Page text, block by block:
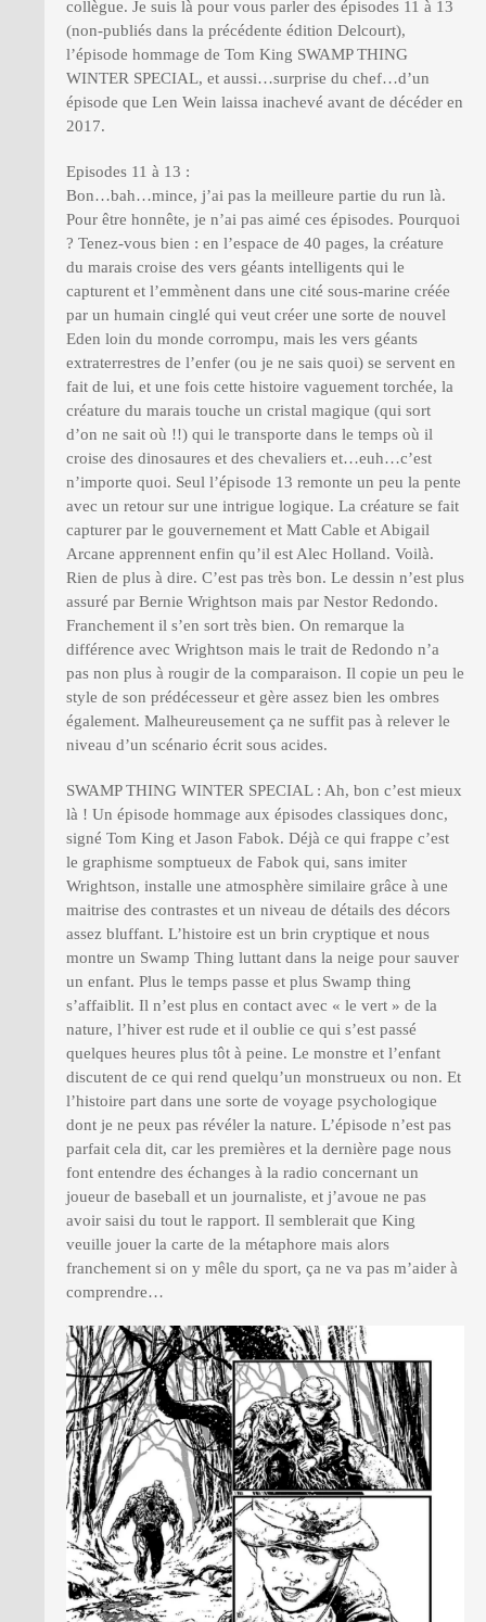
collègue. Je suis là pour vous parler des épisodes 11 à 13
(non-publiés dans la précédente édition Delcourt),
l’épisode hommage de Tom King SWAMP THING
WINTER SPECIAL, et aussi…surprise du chef…d’un
épisode que Len Wein laissa inachevé avant de décéder en
2017.
Episodes 11 à 13 :
Bon…bah…mince, j’ai pas la meilleure partie du run là.
Pour être honnête, je n’ai pas aimé ces épisodes. Pourquoi
? Tenez-vous bien : en l’espace de 40 pages, la créature
du marais croise des vers géants intelligents qui le
capturent et l’emmènent dans une cité sous-marine créée
par un humain cinglé qui veut créer une sorte de nouvel
Eden loin du monde corrompu, mais les vers géants
extraterrestres de l’enfer (ou je ne sais quoi) se servent en
fait de lui, et une fois cette histoire vaguement torchée, la
créature du marais touche un cristal magique (qui sort
d’on ne sait où !!) qui le transporte dans le temps où il
croise des dinosaures et des chevaliers et…euh…c’est
n’importe quoi. Seul l’épisode 13 remonte un peu la pente
avec un retour sur une intrigue logique. La créature se fait
capturer par le gouvernement et Matt Cable et Abigail
Arcane apprennent enfin qu’il est Alec Holland. Voilà.
Rien de plus à dire. C’est pas très bon. Le dessin n’est plus
assuré par Bernie Wrightson mais par Nestor Redondo.
Franchement il s’en sort très bien. On remarque la
différence avec Wrightson mais le trait de Redondo n’a
pas non plus à rougir de la comparaison. Il copie un peu le
style de son prédécesseur et gère assez bien les ombres
également. Malheureusement ça ne suffit pas à relever le
niveau d’un scénario écrit sous acides.
SWAMP THING WINTER SPECIAL : Ah, bon c’est mieux
là ! Un épisode hommage aux épisodes classiques donc,
signé Tom King et Jason Fabok. Déjà ce qui frappe c’est
le graphisme somptueux de Fabok qui, sans imiter
Wrightson, installe une atmosphère similaire grâce à une
maitrise des contrastes et un niveau de détails des décors
assez bluffant. L’histoire est un brin cryptique et nous
montre un Swamp Thing luttant dans la neige pour sauver
un enfant. Plus le temps passe et plus Swamp thing
s’affaiblit. Il n’est plus en contact avec « le vert » de la
nature, l’hiver est rude et il oublie ce qui s’est passé
quelques heures plus tôt à peine. Le monstre et l’enfant
discutent de ce qui rend quelqu’un monstrueux ou non. Et
l’histoire part dans une sorte de voyage psychologique
dont je ne peux pas révéler la nature. L’épisode n’est pas
parfait cela dit, car les premières et la dernière page nous
font entendre des échanges à la radio concernant un
joueur de baseball et un journaliste, et j’avoue ne pas
avoir saisi du tout le rapport. Il semblerait que King
veuille jouer la carte de la métaphore mais alors
franchement si on y mêle du sport, ça ne va pas m’aider à
comprendre…